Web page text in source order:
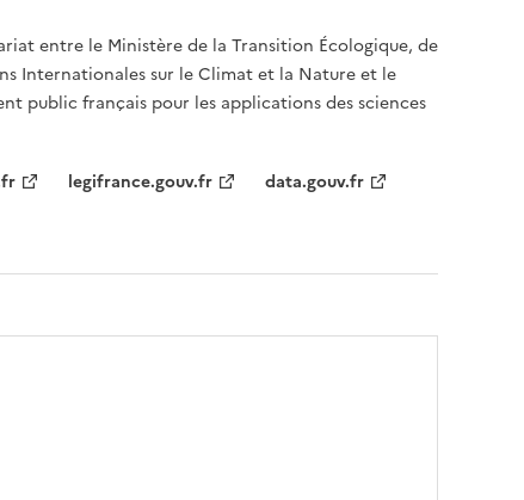
entre le Ministère de la Transition Écologique, de
Internationales sur le Climat et la Nature et le
public français pour les applications des sciences
legifrance.gouv.fr data.gouv.fr